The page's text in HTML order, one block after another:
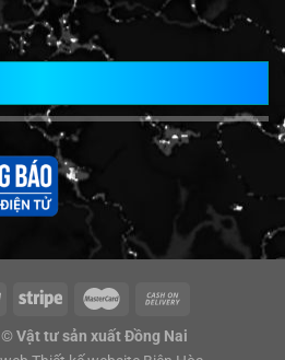
© Vật tư sản xuất Đồng Nai